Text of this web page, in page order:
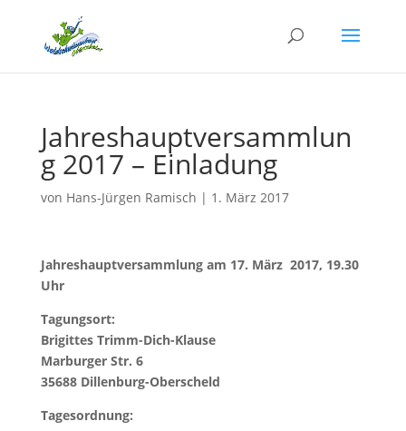
Jahreshauptversammlun
g 2017 – Einladung
von Hans-Jürgen Ramisch | 1. März 2017
Jahreshauptversammlung am 17. März 2017, 19.30
Uhr
Tagungsort:
Brigittes Trimm-Dich-Klause
Marburger Str. 6
35688 Dillenburg-Oberscheld
Tagesordnung: